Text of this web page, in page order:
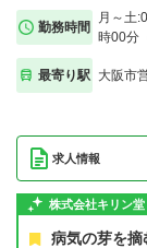
勤務時間
月～土
時00分
最寄り駅 大阪市
求人情報
株式会社キリン
病気の芽を